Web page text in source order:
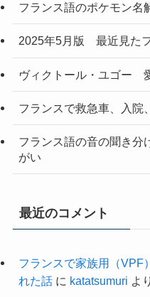
フランス語のポケモン
2025年5月版 最近見た
ヴィクトール・ユゴー
フランスで救急車、入院
フランス語の音の聞き分
がい
最近のコメント
フランスで家族用（VPF
れた話に katatsumuri より